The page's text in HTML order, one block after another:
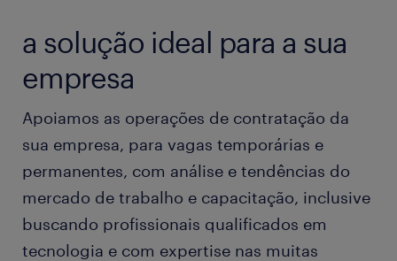
a solução ideal para a sua
empresa
Apoiamos as operações de contratação da
sua empresa, para vagas temporárias e
permanentes, com análise e tendências do
mercado de trabalho e capacitação, inclusive
buscando profissionais qualificados em
tecnologia e com expertise nas muitas